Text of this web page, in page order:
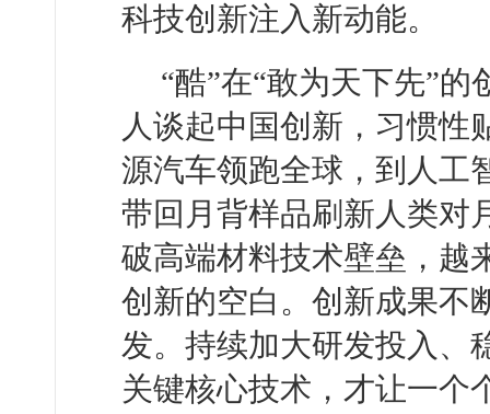
科技创新注入新动能。
“酷”在“敢为天下先”
人谈起中国创新，习惯性
源汽车领跑全球，到人工
带回月背样品刷新人类对
破高端材料技术壁垒，越
创新的空白。创新成果不
发。持续加大研发投入、
关键核心技术，才让一个